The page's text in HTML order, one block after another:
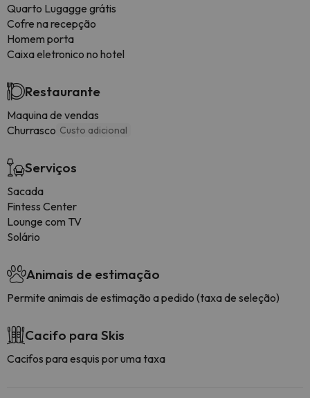
Quarto Lugagge grátis
Cofre na recepção
Homem porta
Caixa eletronico no hotel
Restaurante
Maquina de vendas
Churrasco Custo adicional
Serviços
Sacada
Fintess Center
Lounge com TV
Solário
Animais de estimação
Permite animais de estimação a pedido (taxa de seleção)
Cacifo para Skis
Cacifos para esquis por uma taxa